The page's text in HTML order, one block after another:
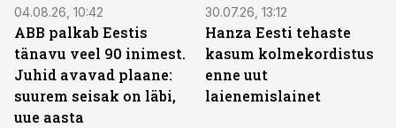
04.08.26, 10:42
ABB palkab Eestis
tänavu veel 90 inimest.
Juhid avavad plaane:
suurem seisak on läbi,
uue aasta
30.07.26, 13:12
Hanza Eesti tehaste
kasum kolmekordistus
enne uut
laienemislainet